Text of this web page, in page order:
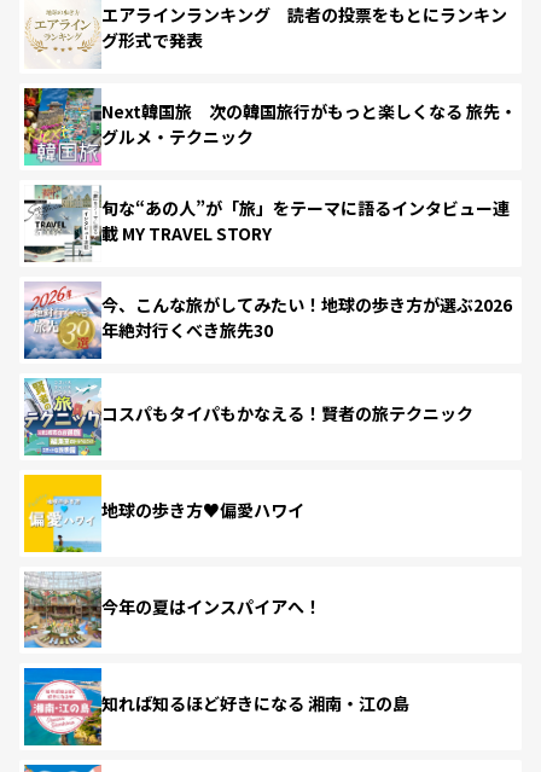
エアラインランキング 読者の投票をもとにランキン
グ形式で発表
Next韓国旅 次の韓国旅行がもっと楽しくなる 旅先・
グルメ・テクニック
旬な“あの人”が「旅」をテーマに語るインタビュー連
載 MY TRAVEL STORY
今、こんな旅がしてみたい！地球の歩き方が選ぶ2026
年絶対行くべき旅先30
コスパもタイパもかなえる！賢者の旅テクニック
地球の歩き方♥偏愛ハワイ
今年の夏はインスパイアへ！
知れば知るほど好きになる 湘南・江の島